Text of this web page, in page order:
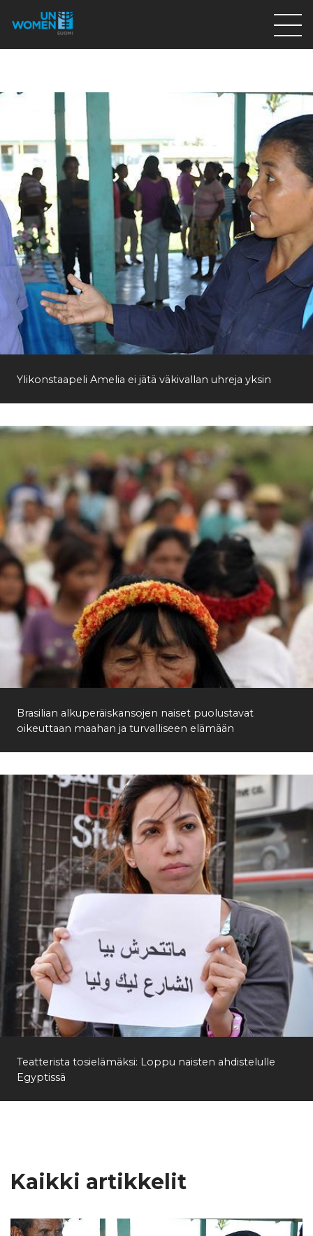
Osallistu
Mitä teemme
Ajankohtaista
Tietoa meistä
På Svenska
Valikon rivi
Lahjoita
Etsi
Ylikonstaapeli Amelia ei jätä väkivallan uhreja yksin
Brasilian alkuperäiskansojen naiset puolustavat
oikeuttaan maahan ja turvalliseen elämään
Teatterista tosielämäksi: Loppu naisten ahdistelulle
Egyptissä
Kaikki artikkelit